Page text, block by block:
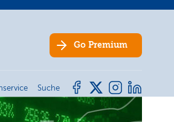
Go Premium
Suche